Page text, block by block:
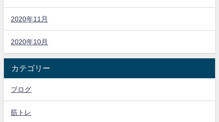
2020年11月
2020年10月
カテゴリー
ブログ
筋トレ